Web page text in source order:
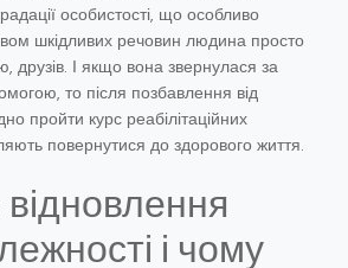
особистості, що особливо
шкідливих речовин людина просто
друзів. І якщо вона звернулася за
то після позбавлення від
пройти курс реабілітаційних
повернутися до здорового життя.
і чому